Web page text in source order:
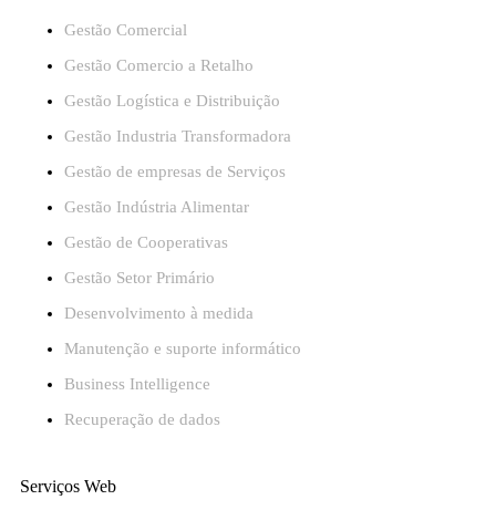
Gestão Comercial
Gestão Comercio a Retalho
Gestão Logística e Distribuição
Gestão Industria Transformadora
Gestão de empresas de Serviços
Gestão Indústria Alimentar
Gestão de Cooperativas
Gestão Setor Primário
Desenvolvimento à medida
Manutenção e suporte informático
Business Intelligence
Recuperação de dados
Serviços Web